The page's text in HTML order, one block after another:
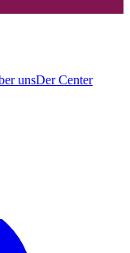
unsDer Center